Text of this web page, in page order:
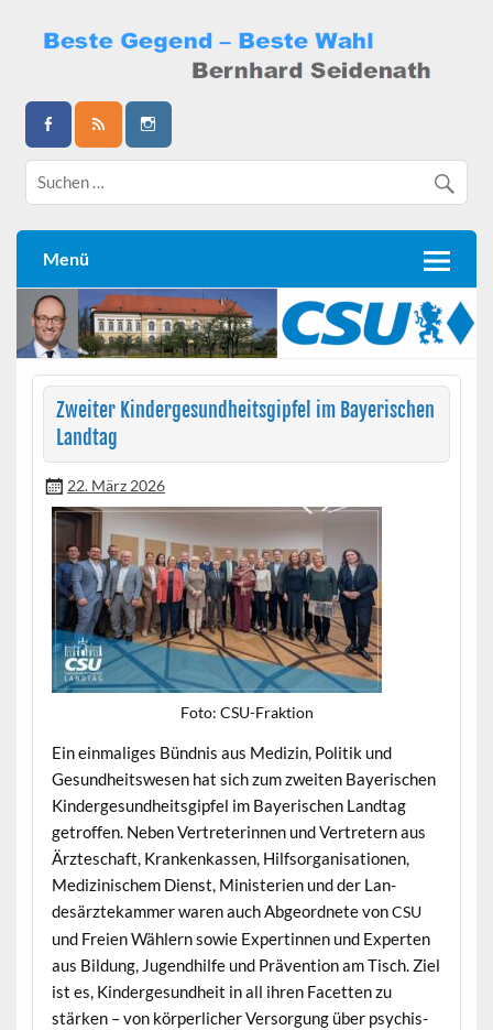
content
Bernhard Seidenath
Menü
Zweiter Kindergesundheitsgipfel im Bayerischen
Landtag
22. März 2026
Foto: CSU-Frak­tion
Ein ein­ma­liges Bünd­nis aus Medi­zin, Poli­tik und
Gesund­heitswe­sen hat sich zum zweit­en Bay­erischen
Kinderge­sund­heits­gipfel im Bay­erischen Land­tag
getrof­fen. Neben Vertreterin­nen und Vertretern aus
Ärzteschaft, Krankenkassen, Hil­f­sor­gan­i­sa­tio­nen,
Medi­zinis­chem Dienst, Min­is­te­rien und der Lan­
desärztekam­mer waren auch Abge­ord­nete vonCSU
und Freien Wäh­lern sowie Exper­tin­nen und Experten
aus Bil­dung, Jugend­hil­fe und Präven­tion am Tisch. Ziel
ist es, Kinderge­sund­heit in all ihren Facetten zu
stärken – von kör­per­lich­er Ver­sorgung über psy­chis­